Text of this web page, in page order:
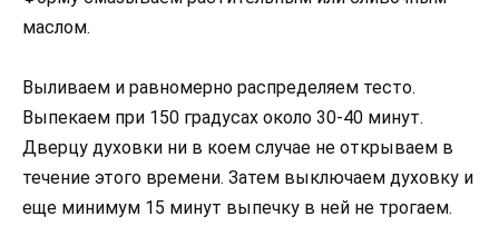
маслом.
Выливаем и равномерно распределяем тесто.
Выпекаем при 150 градусах около 30-40 минут.
Дверцу духовки ни в коем случае не открываем в
течение этого времени. Затем выключаем духовку и
еще минимум 15 минут выпечку в ней не трогаем.